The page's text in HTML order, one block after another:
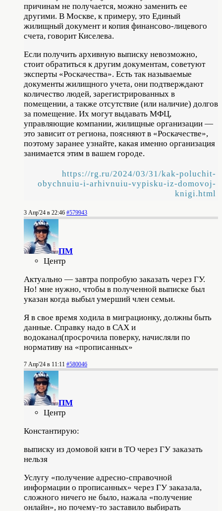
причинам не получается, можно заменить ее
другими. В Москве, к примеру, это Единый
жилищный документ и копия финансово-лицевого
счета, говорит Киселева.
Если получить архивную выписку невозможно,
стоит обратиться к другим документам, советуют
эксперты «Роскачества». Есть так называемые
документы жилищного учета, они подтверждают
количество людей, зарегистрированных в
помещении, а также отсутствие (или наличие) долгов
за помещение. Их могут выдавать МФЦ,
управляющие компании, жилищные организации —
это зависит от региона, поясняют в «Роскачестве»,
поэтому заранее узнайте, какая именно организация
занимается этим в вашем городе.
https://rg.ru/2024/03/31/kak-poluchit-
obychnuiu-i-arhivnuiu-vypisku-iz-domovoj-
knigi.html
3 Апр'24 в 22:46 #579943
ПМ
Центр
Актуально — завтра попробую заказать через ГУ.
Но! мне нужно, чтобы в полученной выписке был
указан когда выбыл умерший член семьи.
Я в свое время ходила в миграционку, должны быть
данные. Справку надо в САХ и
водоканал(просрочила поверку, начисляли по
нормативу на «прописанных»
7 Апр'24 в 11:11 #580046
ПМ
Центр
Константирую:
выписку из домовой кнги в ТО через ГУ заказать
нельзя
Услугу «получение адресно-справочной
информации о прописанных» через ГУ заказала,
сложного ничего не было, нажала «получение
онлайн», но почему-то заставило выбирать